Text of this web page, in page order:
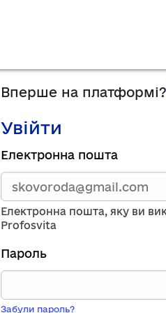
Вперше на платформі?
Увійти
Зареєструйтесь,
використавши
електронну
адресу
та
пароль.
Якщо
вас
немає
запису,
Електронна пошта
Електронна пошта, яку ви
Profosvita
Пароль
Забули пароль?